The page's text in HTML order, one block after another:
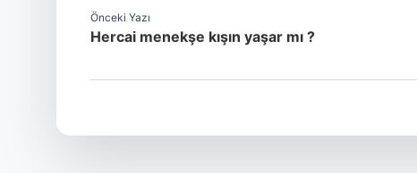
Önceki Yazı
Hercai menekşe kışın yaşar mı ?